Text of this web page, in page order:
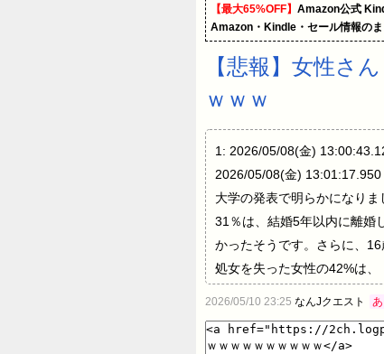
【最大65%OFF】 Amazon公式
Amazon・Kindle・セール情報の
【悲報】女性さ
ｗｗｗ
1: 2026/05/08(金)
2026/05/08(金)
大学の発表で明らかになり
31％は、結婚5年以内に離婚
かったそうです。さらに、
処女を失った女性の42%は
でトラウマとなっているこ
て、１人から３人の男性と
2026/05/10 23:25 なんJクエスト